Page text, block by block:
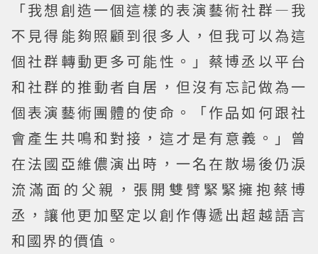
「我想創造一個這樣的表演藝術社群—我
不見得能夠照顧到很多人，但我可以為這
個社群轉動更多可能性。」蔡博丞以平台
和社群的推動者自居，但沒有忘記做為一
個表演藝術團體的使命。「作品如何跟社
會產生共鳴和對接，這才是有意義。」曾
在法國亞維儂演出時，一名在散場後仍淚
流滿面的父親，張開雙臂緊緊擁抱蔡博
丞，讓他更加堅定以創作傳遞出超越語言
和國界的價值。